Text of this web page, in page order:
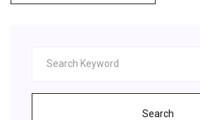
Search